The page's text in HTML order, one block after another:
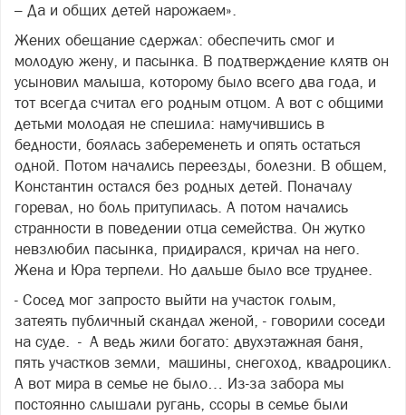
– Да и общих детей нарожаем».
Жених обещание сдержал: обеспечить смог и
молодую жену, и пасынка. В подтверждение клятв он
усыновил малыша, которому было всего два года, и
тот всегда считал его родным отцом. А вот с общими
детьми молодая не спешила: намучившись в
бедности, боялась забеременеть и опять остаться
одной. Потом начались переезды, болезни. В общем,
Константин остался без родных детей. Поначалу
горевал, но боль притупилась. А потом начались
странности в поведении отца семейства. Он жутко
невзлюбил пасынка, придирался, кричал на него.
Жена и Юра терпели. Но дальше было все труднее.
- Сосед мог запросто выйти на участок голым,
затеять публичный скандал женой, - говорили соседи
на суде. - А ведь жили богато: двухэтажная баня,
пять участков земли, машины, снегоход, квадроцикл.
А вот мира в семье не было… Из-за забора мы
постоянно слышали ругань, ссоры в семье были